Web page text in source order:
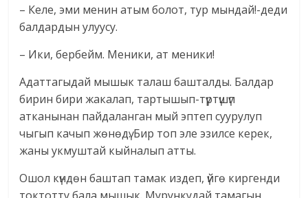
– Келе, эми менин атым болот, тур мындай!-деди
балдардын улуусу.
– Ики, бербейм. Меники, ат меники!
Адаттагыдай мышык талаш башталды. Балдар
бирин бири жакалап, тартышып-түртүшүп
атканынан пайдаланган мый эптеп суурулуп
чыгып качып жөнөдү. Бир топ эле эзилсе керек,
жаны укмуштай кыйналып атты.
Ошол күндөн баштап тамак издеп, үйгө киргенди